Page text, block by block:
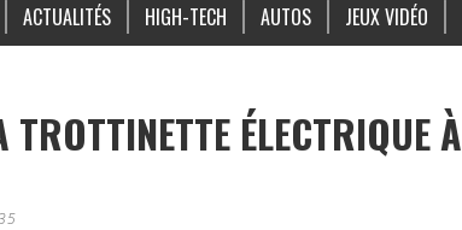
ACTUALITÉS HIGH-TECH AUTOS JEUX VIDÉO
ÉLECTRIQUE À